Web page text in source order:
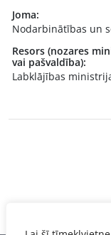
Joma:
Nodarbinātības un
Resors (nozares
vai pašvaldība):
Labklājības